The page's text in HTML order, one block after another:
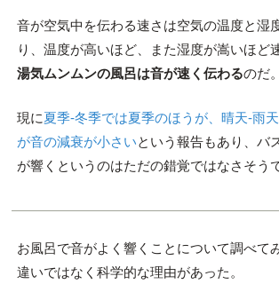
音が空気中を伝わる速さは空気の温度と湿
り、温度が高いほど、また湿度が嵩いほど
湯気ムンムンの風呂は音が速く伝わるのだ。
現に夏季-冬季では夏季のほうが、晴天-雨
が音の減衰が小さいという報告もあり、バ
が響くというのはただの錯覚ではなさそう
お風呂で音がよく響くことについて調べて
違いではなく科学的な理由があった。